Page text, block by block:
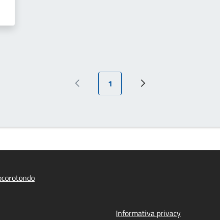
Pagina precedente
Pagina attuale
1
Pagina successiva
Informativa privacy